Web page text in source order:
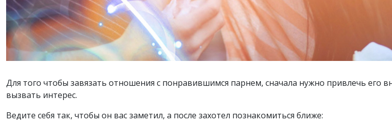
Для того чтобы завязать отношения с понравившимся парнем, сначала нужно привлечь его
вызвать интерес.
Ведите себя так, чтобы он вас заметил, а после захотел познакомиться ближе: